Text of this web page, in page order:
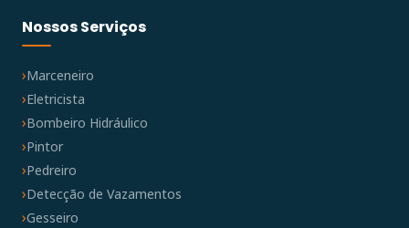
Nossos Serviços
Marceneiro
Eletricista
Bombeiro Hidráulico
Pintor
Pedreiro
Detecção de Vazamentos
Gesseiro